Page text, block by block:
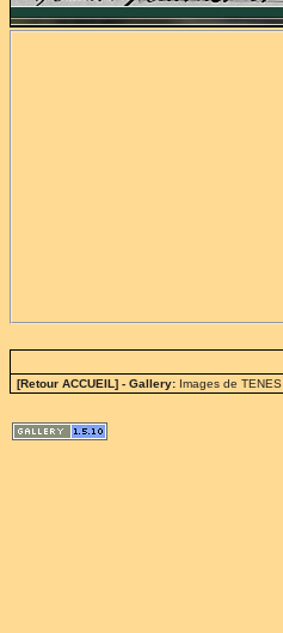
[Retour ACCUEIL] - Gallery: Images de TENES